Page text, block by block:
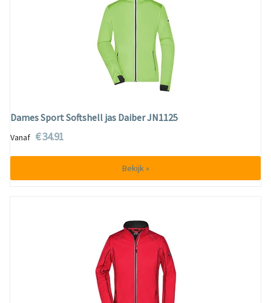
Dames Sport Softshell jas Daiber JN1125
Vanaf € 34.91
Bekijk »